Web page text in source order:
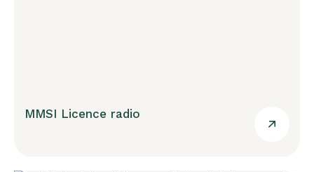
MMSI Licence radio